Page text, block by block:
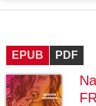
EPUB PDF
Name
ESSION
_ID
verlag.
de
GV_CO
OKIES
gabal-
verlag.
de